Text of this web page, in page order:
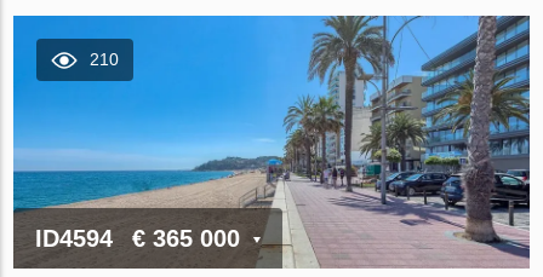
210
ID4594 € 365 000